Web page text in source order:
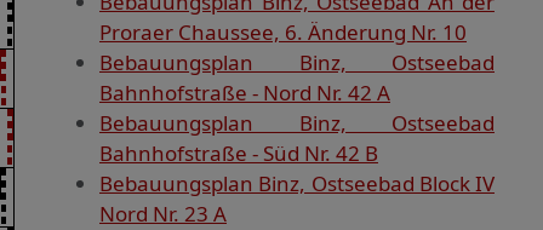
Proraer Chaussee, 6. Änderung Nr. 10
Bebauungsplan Binz, Ostseebad
Bahnhofstraße - Nord Nr. 42 A
Bebauungsplan Binz, Ostseebad
Bahnhofstraße - Süd Nr. 42 B
Bebauungsplan Binz, Ostseebad Block IV
Nord Nr. 23 A